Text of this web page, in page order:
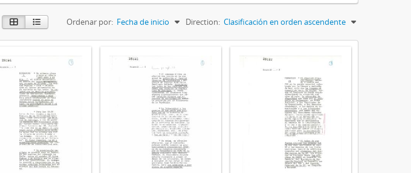
Ordenar por: Fecha de inicio Direction: Clasificación en orden ascendente